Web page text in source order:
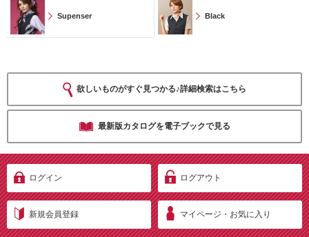
Supenser Black
欲しいものがすぐ見つかる♪詳細検索はこちら
最新版カタログを電子ブックで見る
ログイン ログアウト
新規会員登録 マイページ・お気に入り